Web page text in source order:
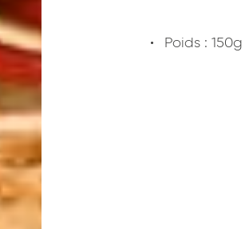
Poids : 150g